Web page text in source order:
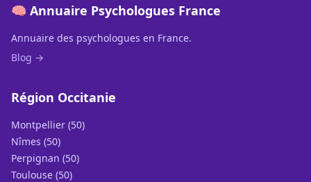
🧠 Annuaire Psychologues France
Annuaire des psychologues en France.
Blog →
Région Occitanie
Montpellier (50)
Nîmes (50)
Perpignan (50)
Toulouse (50)